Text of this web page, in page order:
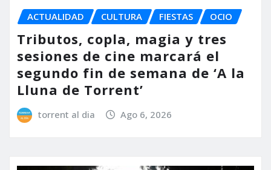
ACTUALIDAD CULTURA FIESTAS OCIO
Tributos, copla, magia y tres
sesiones de cine marcará el
segundo fin de semana de ‘A la
Lluna de Torrent’
torrent al dia Ago 6, 2026